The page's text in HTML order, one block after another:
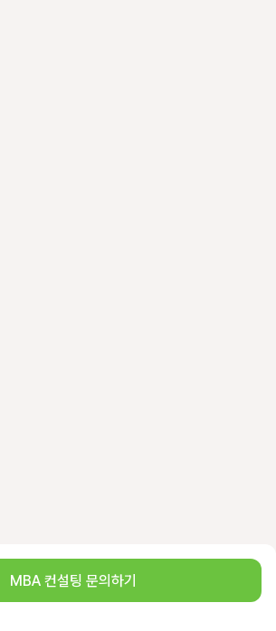
MBA 컨설팅 문의하기